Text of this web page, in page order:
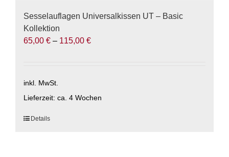
Sesselauflagen Universalkissen UT – Basic
Kollektion
65,00 € – 115,00 €
inkl. MwSt.
Lieferzeit: ca. 4 Wochen
Dieses
Details